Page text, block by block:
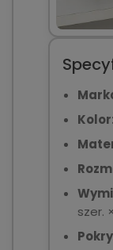
szer.